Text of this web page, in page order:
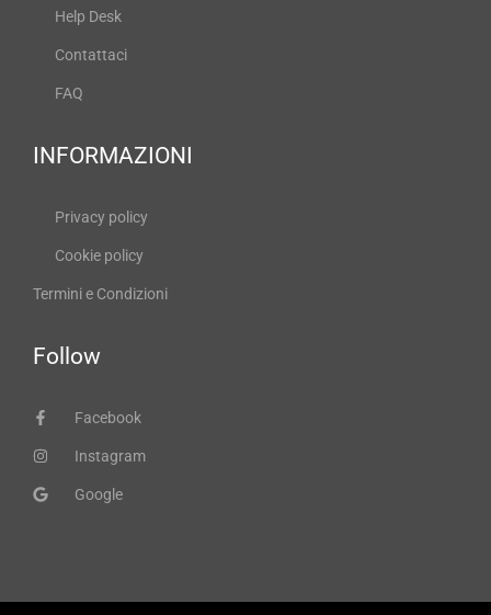
Help Desk
Contattaci
FAQ
INFORMAZIONI
Privacy policy
Cookie policy
Termini e Condizioni
Follow
Facebook
Instagram
Google